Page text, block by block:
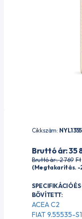
Cikkszám:
Bruttó ár: 35
Bruttó ár:. 2 769 Ft
(Megtakarítás. -
SPECIFIKÁCIÓ
BŐVÍTETT:
ACEA C2
FIAT 9.55535-S1